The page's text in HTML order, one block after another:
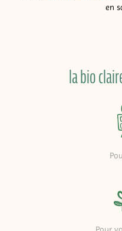
en
la bio